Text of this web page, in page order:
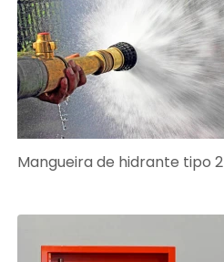
Mangueira de hidrante tipo 2